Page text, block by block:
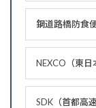
鋼道路橋防食
NEXCO（東日
SDK（首都高